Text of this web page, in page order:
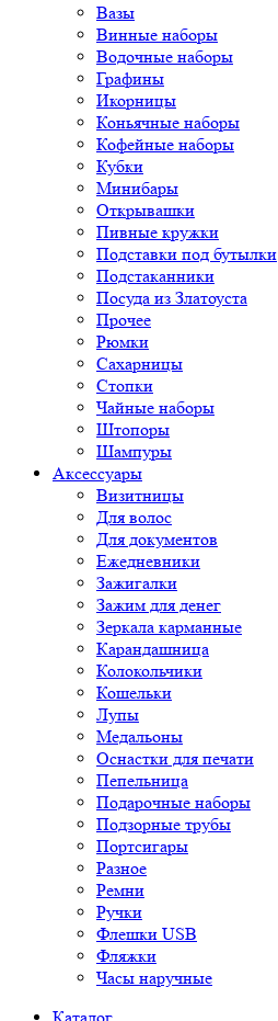
Вазы
Винные наборы
Водочные наборы
Графины
Икорницы
Коньячные наборы
Кофейные наборы
Кубки
Минибары
Открывашки
Пивные кружки
Подставки под бутылки
Подстаканники
Посуда из Златоуста
Прочее
Рюмки
Сахарницы
Стопки
Чайные наборы
Штопоры
Шампуры
Аксессуары
Визитницы
Для волос
Для документов
Ежедневники
Зажигалки
Зажим для денег
Зеркала карманные
Карандашница
Колокольчики
Кошельки
Лупы
Медальоны
Оснастки для печати
Пепельница
Подарочные наборы
Подзорные трубы
Портсигары
Разное
Ремни
Ручки
Флешки USB
Фляжки
Часы наручные